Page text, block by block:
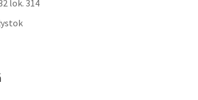
lok. 314